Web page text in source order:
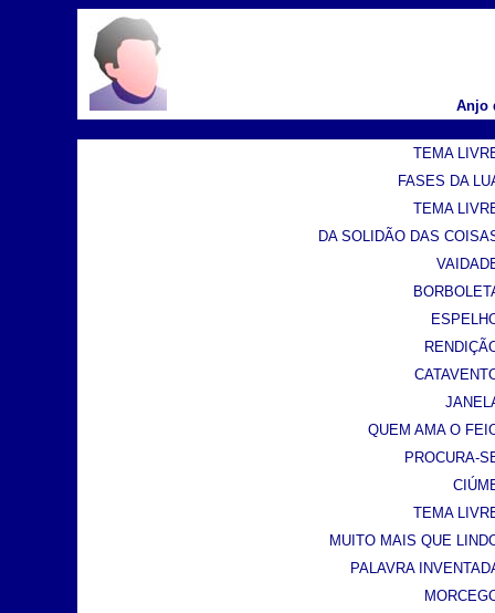
Anjo
TEMA
FASES DA
TEMA
DA SOLIDÃO DAS
QUEM AMA O
PROCURA-
TEMA
MUITO MAIS QUE
PALAVRA